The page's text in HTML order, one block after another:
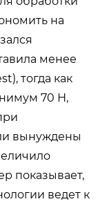
на
менее
тогда как
70 Н,
вынуждены
показывает,
ведет к